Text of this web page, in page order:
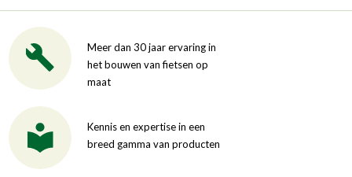
Meer dan 30 jaar ervaring in
het bouwen van fietsen op
maat
Kennis en expertise in een
breed gamma van producten